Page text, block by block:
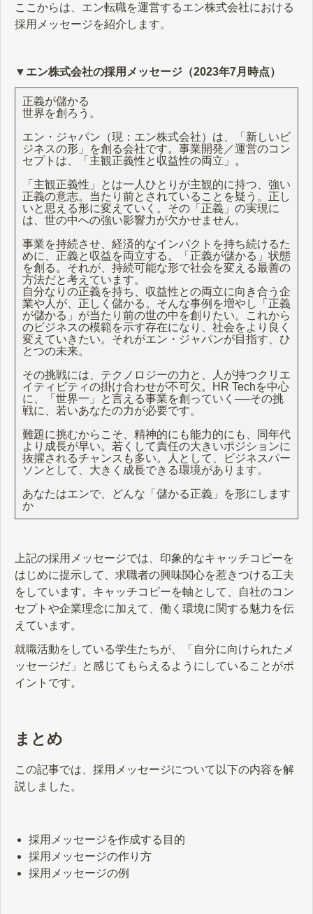
ここからは、エン転職を運営するエン株式会社における
採用メッセージを紹介します。
▼エン株式会社の採用メッセージ（2023年7月時点）
正義が儲かる
世界を創ろう。
エン・ジャパン（現：エン株式会社）は、「新しいビ
ジネスの形」を創る会社です。事業開発／運営のコン
セプトは、「主観正義性と収益性の両立」。
「主観正義性」とは一人ひとりが主観的に持つ、強い
正義の意志。当たり前とされていることを疑う。正し
いと思える形に変えていく。その「正義」の実現に
は、世の中への強い影響力が欠かせません。
事業を持続させ、経済的なインパクトを持ち続けるた
めに、正義と収益を両立する。「正義が儲かる」状態
を創る。それが、持続可能な形で社会を変える最善の
方法だと考えています。
自分なりの正義を持ち、収益性との両立に向き合う企
業や人が、正しく儲かる。そんな事例を増やし「正義
が儲かる」が当たり前の世の中を創りたい。これから
のビジネスの模範を示す存在になり、社会をより良く
変えていきたい。それがエン・ジャパンが目指す、ひ
とつの未来。
その挑戦には、テクノロジーの力と、人が持つクリエ
イティビティの掛け合わせが不可欠。HR Techを中心
に、「世界一」と言える事業を創っていく──その挑
戦に、若いあなたの力が必要です。​
難題に挑むからこそ、精神的にも能力的にも、同年代
より成長が早い。若くして責任の大きいポジションに
抜擢されるチャンスも多い。人として、ビジネスパー
ソンとして、大きく成長できる環境があります。
あなたはエンで、どんな「儲かる正義」を形にします
か
上記の採用メッセージでは、印象的なキャッチコピーを
はじめに提示して、求職者の興味関心を惹きつける工夫
をしています。キャッチコピーを軸として、自社のコン
セプトや企業理念に加えて、働く環境に関する魅力を伝
えています。
就職活動をしている学生たちが、「自分に向けられたメ
ッセージだ」と感じてもらえるようにしていることがポ
イントです。
まとめ
この記事では、採用メッセージについて以下の内容を解
説しました。
採用メッセージを作成する目的
採用メッセージの作り方
採用メッセージの例